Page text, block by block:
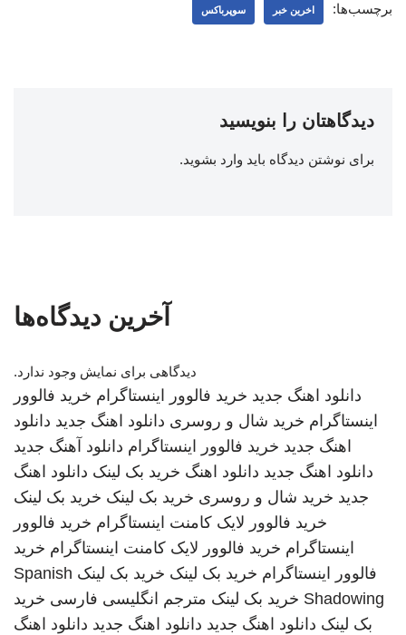
برچسب‌ها: اخرین خبر سوپرباکس
دیدگاهتان را بنویسید
برای نوشتن دیدگاه باید وارد بشوید.
آخرین دیدگاه‌ها
دیدگاهی برای نمایش وجود ندارد.
دانلود اهنگ جدید خرید فالوور اینستاگرام خرید فالوور
اینستاگرام خرید شال و روسری دانلود اهنگ جدید دانلود
اهنگ جدید خرید فالوور اینستاگرام دانلود آهنگ جدید
دانلود اهنگ جدید دانلود اهنگ خرید بک لینک دانلود اهنگ
جدید خرید شال و روسری خرید بک لینک خرید بک لینک
خرید فالوور لایک کامنت اینستاگرام خرید فالوور
اینستاگرام خرید فالوور لایک کامنت اینستاگرام خرید
فالوور اینستاگرام خرید بک لینک خرید بک لینک Spanish
Shadowing خرید بک لینک مترجم انگلیسی فارسی خرید
بک لینک دانلود اهنگ جدید دانلود اهنگ جدید دانلود اهنگ